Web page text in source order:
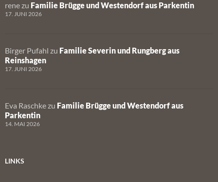
rene zu Familie Brügge und Westendorf aus Parkentin
17. JUNI 2026
Birger Pufahl zu Familie Severin und Rungberg aus
Reinshagen
17. JUNI 2026
Eva Raschke zu Familie Brügge und Westendorf aus
Parkentin
14. MAI 2026
LINKS